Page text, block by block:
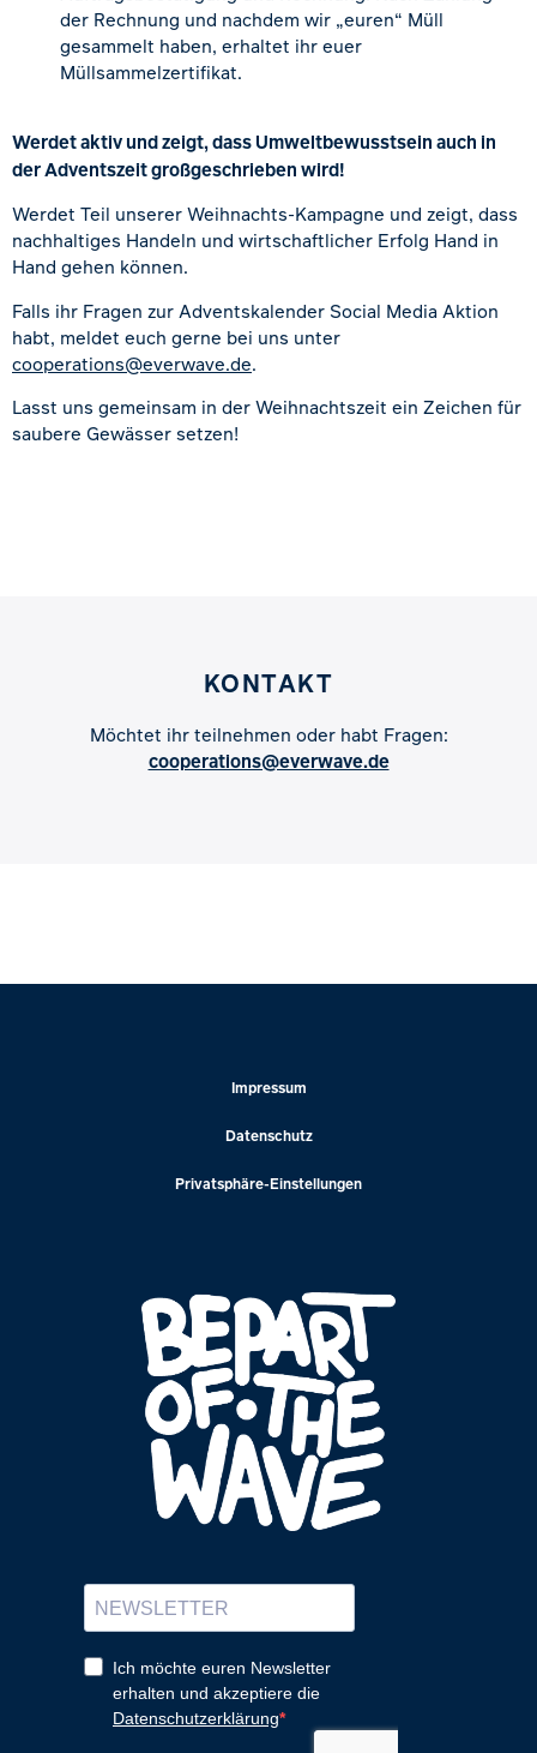
der Rechnung und nachdem wir „euren“ Müll
gesammelt haben, erhaltet ihr euer
Müllsammelzertifikat.
Werdet aktiv und zeigt, dass Umweltbewusstsein auch in
der Adventszeit großgeschrieben wird!
Werdet Teil unserer Weihnachts-Kampagne und zeigt, dass
nachhaltiges Handeln und wirtschaftlicher Erfolg Hand in
Hand gehen können.
Falls ihr Fragen zur Adventskalender Social Media Aktion
habt, meldet euch gerne bei uns unter
cooperations@everwave.de.
Lasst uns gemeinsam in der Weihnachtszeit ein Zeichen für
saubere Gewässer setzen!
KONTAKT
Möchtet ihr teilnehmen oder habt Fragen:
cooperations@everwave.de
Impressum
Datenschutz
Privatsphäre-Einstellungen